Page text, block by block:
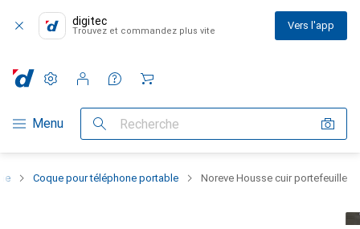
digitec
Trouvez et commandez plus vite Vers l'app
Navigation par catégorie
Menu Recherche
Paramètres
Compte client
Listes de comparaison
Listes d'envies
Panier
Coque pour téléphone portable Noreve Housse cuir portefeuille